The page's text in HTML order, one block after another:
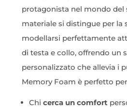
protagonista nel mondo del
materiale si distingue per la
modellarsi perfettamente
di testa e collo, offrendo un
personalizzato che allevia i
Memory Foam è perfetto
Chi cerca un comfort